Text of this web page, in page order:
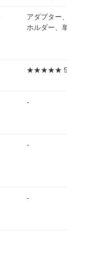
アダプター、リモコ
ホルダー、単4乾電
★★★★★ 5.0
-
-
-